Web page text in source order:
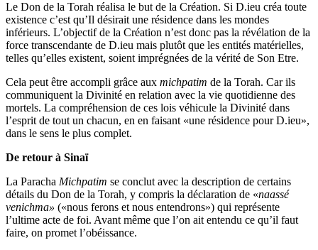
Le Don de la Torah réalisa le but de la Création. Si D.ieu créa toute
existence c’est qu’Il désirait une résidence dans les mondes
inférieurs. L’objectif de la Création n’est donc pas la révélation de la
force transcendante de D.ieu mais plutôt que les entités matérielles,
telles qu’elles existent, soient imprégnées de la vérité de Son Etre.
Cela peut être accompli grâce aux michpatim de la Torah. Car ils
communiquent la Divinité en relation avec la vie quotidienne des
mortels. La compréhension de ces lois véhicule la Divinité dans
l’esprit de tout un chacun, en en faisant «une résidence pour D.ieu»,
dans le sens le plus complet.
De retour à Sinaï
La Paracha Michpatim se conclut avec la description de certains
détails du Don de la Torah, y compris la déclaration de «naassé
venichma» («nous ferons et nous entendrons») qui représente
l’ultime acte de foi. Avant même que l’on ait entendu ce qu’il faut
faire, on promet l’obéissance.